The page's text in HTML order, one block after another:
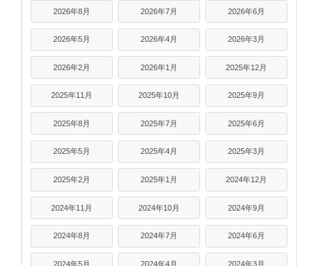
2026年8月 2026年7月 2026年6月
2026年5月 2026年4月 2026年3月
2026年2月 2026年1月 2025年12月
2025年11月 2025年10月 2025年9月
2025年8月 2025年7月 2025年6月
2025年5月 2025年4月 2025年3月
2025年2月 2025年1月 2024年12月
2024年11月 2024年10月 2024年9月
2024年8月 2024年7月 2024年6月
2024年5月 2024年4月 2024年3月